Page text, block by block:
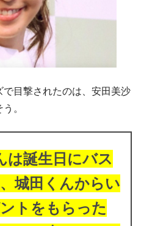
目撃されたのは、安田美沙
。
は誕生日にバス
城田くんからい
トをもらった